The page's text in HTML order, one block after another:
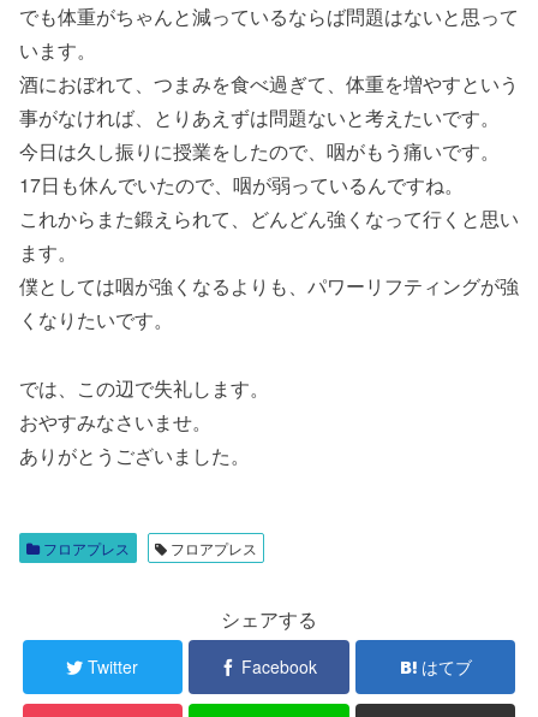
でも体重がちゃんと減っているならば問題はないと思って
います。
酒におぼれて、つまみを食べ過ぎて、体重を増やすという
事がなければ、とりあえずは問題ないと考えたいです。
今日は久し振りに授業をしたので、咽がもう痛いです。
17日も休んでいたので、咽が弱っているんですね。
これからまた鍛えられて、どんどん強くなって行くと思い
ます。
僕としては咽が強くなるよりも、パワーリフティングが強
くなりたいです。
では、この辺で失礼します。
おやすみなさいませ。
ありがとうございました。
フロアプレス フロアプレス
シェアする
Twitter Facebook はてブ